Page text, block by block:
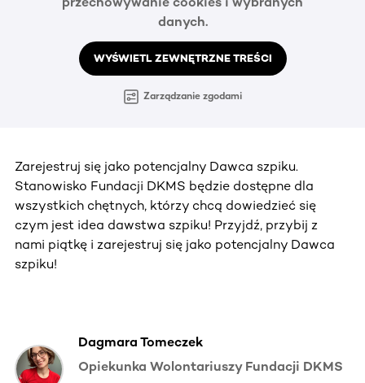
danych.
WYŚWIETL ZEWNĘTRZNE TREŚCI
Zarządzanie zgodami
Zarejestruj się jako potencjalny Dawca szpiku.
Stanowisko Fundacji DKMS będzie dostępne dla
wszystkich chętnych, którzy chcą dowiedzieć się
czym jest idea dawstwa szpiku! Przyjdź, przybij z
nami piątkę i zarejestruj się jako potencjalny Dawca
szpiku!
Dagmara Tomeczek
Opiekunka Wolontariuszy Fundacji DKMS